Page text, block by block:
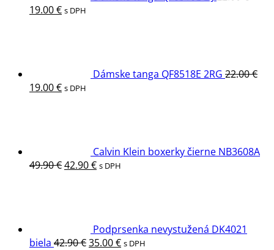
Pôvodná
19.00€Aktuálna
s DPH
Dámske tanga QF8518E 2RG 22.00€
Pôvodná
19.00€Aktuálna
s DPH
Calvin Klein boxerky čierne NB3608A
49.90€Pôvodná
42.90€Aktuálna
s DPH
Podprsenka nevystužená DK4021
biela 42.90€Pôvodná
35.00€Aktuálna
s DPH